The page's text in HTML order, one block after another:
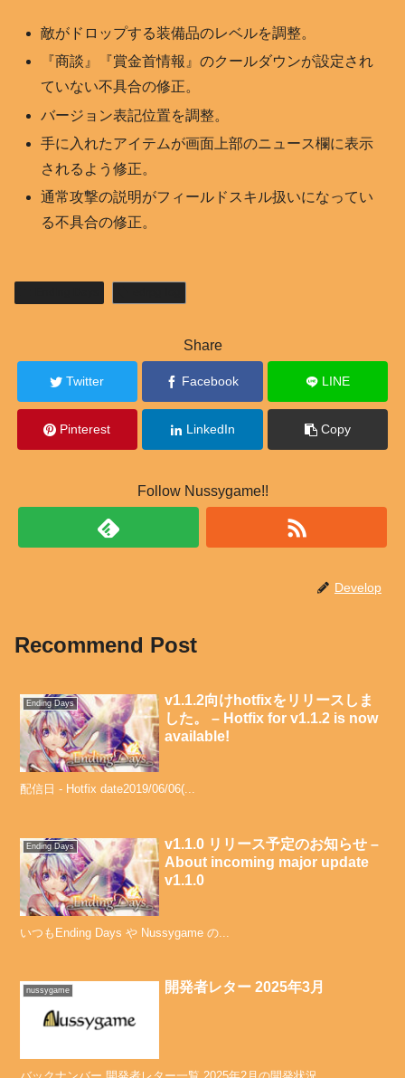
敵がドロップする装備品のレベルを調整。
『商談』『賞金首情報』のクールダウンが設定され
ていない不具合の修正。
バージョン表記位置を調整。
手に入れたアイテムが画面上部のニュース欄に表示
されるよう修正。
通常攻撃の説明がフィールドスキル扱いになってい
る不具合の修正。
Share
Twitter Facebook LINE
Pinterest LinkedIn Copy
Follow Nussygame!!
Develop
Recommend Post
Ending Days
v1.1.2向けhotfixをリリースしま
した。 – Hotfix for v1.1.2 is now
available!
配信日 - Hotfix date2019/06/06(...
Ending Days
v1.1.0 リリース予定のお知らせ –
About incoming major update
v1.1.0
いつもEnding Days や Nussygame の...
nussygame 開発者レター 2025年3月